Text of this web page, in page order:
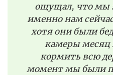
ощущал, что мы
именно нам
хотя они были
камеры
кормить всю
момент мы были